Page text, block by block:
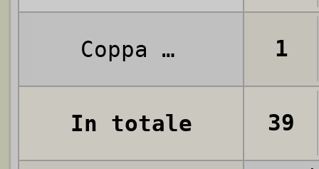
Coppa Italia 1
In totale 39